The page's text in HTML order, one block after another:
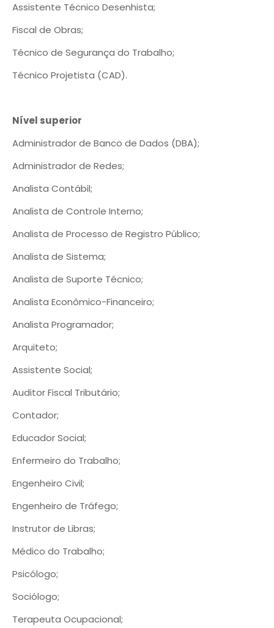
Assistente Técnico Desenhista;
Fiscal de Obras;
Técnico de Segurança do Trabalho;
Técnico Projetista (CAD).
Nível superior
Administrador de Banco de Dados (DBA);
Administrador de Redes;
Analista Contábil;
Analista de Controle Interno;
Analista de Processo de Registro Público;
Analista de Sistema;
Analista de Suporte Técnico;
Analista Econômico-Financeiro;
Analista Programador;
Arquiteto;
Assistente Social;
Auditor Fiscal Tributário;
Contador;
Educador Social;
Enfermeiro do Trabalho;
Engenheiro Civil;
Engenheiro de Tráfego;
Instrutor de Libras;
Médico do Trabalho;
Psicólogo;
Sociólogo;
Terapeuta Ocupacional;